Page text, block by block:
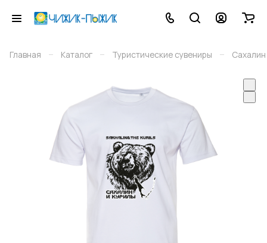
Главная – Каталог – Туристические сувениры – Сахалин